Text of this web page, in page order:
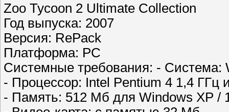
Zoo Tycoon 2 Ultimate Collection
Год выпуска: 2007
Версия: RePack
Платформа: PC
Системные требования: - Система:
- Процессор: Intel Pentium 4 1,4 ГГц
- Память: 512 Mб для Windows XP /